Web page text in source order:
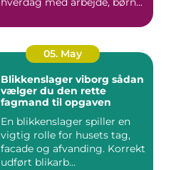
05. May
Blikkenslager viborg sådan
vælger du den rette
fagmand til opgaven
En blikkenslager spiller en
vigtig rolle for husets tag,
facade og afvanding. Korrekt
udført blikarb...